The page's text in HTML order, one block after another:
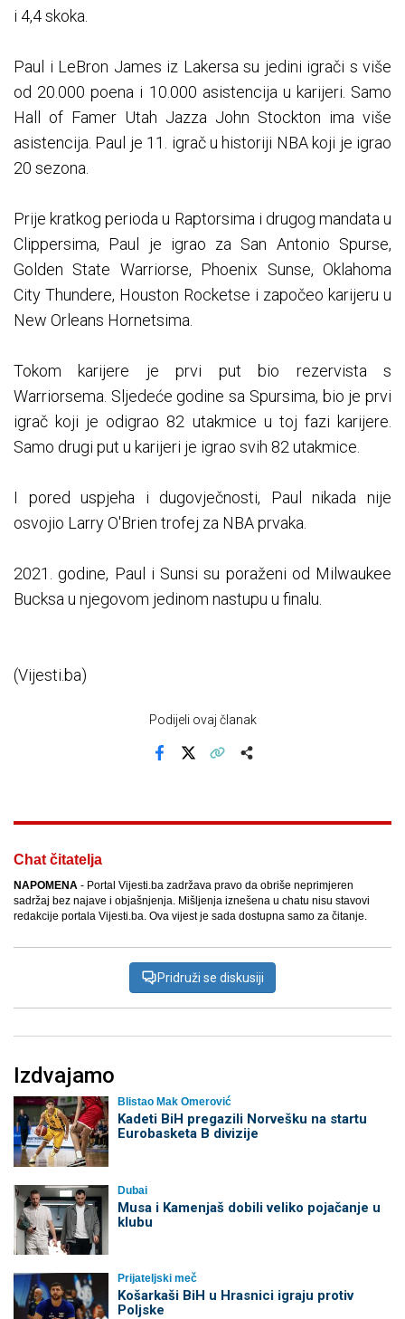
i 4,4 skoka.
Paul i LeBron James iz Lakersa su jedini igrači s više
od 20.000 poena i 10.000 asistencija u karijeri. Samo
Hall of Famer Utah Jazza John Stockton ima više
asistencija. Paul je 11. igrač u historiji NBA koji je igrao
20 sezona.
Prije kratkog perioda u Raptorsima i drugog mandata u
Clippersima, Paul je igrao za San Antonio Spurse,
Golden State Warriorse, Phoenix Sunse, Oklahoma
City Thundere, Houston Rocketse i započeo karijeru u
New Orleans Hornetsima.
Tokom karijere je prvi put bio rezervista s
Warriorsema. Sljedeće godine sa Spursima, bio je prvi
igrač koji je odigrao 82 utakmice u toj fazi karijere.
Samo drugi put u karijeri je igrao svih 82 utakmice.
I pored uspjeha i dugovječnosti, Paul nikada nije
osvojio Larry O'Brien trofej za NBA prvaka.
2021. godine, Paul i Sunsi su poraženi od Milwaukee
Bucksa u njegovom jedinom nastupu u finalu.
(Vijesti.ba)
Podijeli ovaj članak
Facebook
Chat čitatelja
NAPOMENA - Portal Vijesti.ba zadržava pravo da obriše neprimjeren
sadržaj bez najave i objašnjenja. Mišljenja iznešena u chatu nisu stavovi
redakcije portala Vijesti.ba. Ova vijest je sada dostupna samo za čitanje.
Pridruži se diskusiji
Izdvajamo
Blistao Mak Omerović
Kadeti BiH pregazili Norvešku na startu
Eurobasketa B divizije
Dubai
Musa i Kamenjaš dobili veliko pojačanje u
klubu
Prijateljski meč
Košarkaši BiH u Hrasnici igraju protiv
Poljske